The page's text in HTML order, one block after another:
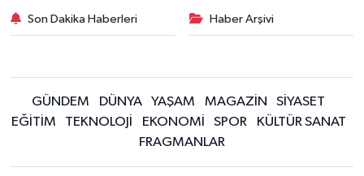
Son Dakika Haberleri Haber Arşivi
GÜNDEM DÜNYA YAŞAM MAGAZİN
SİYASET
EĞİTİM
TEKNOLOJİ EKONOMİ SPOR
KÜLTÜR SANAT
FRAGMANLAR